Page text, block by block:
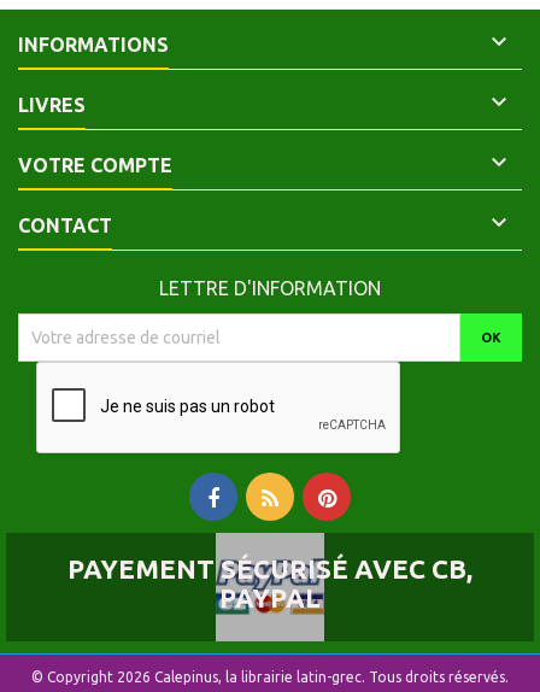
INFORMATIONS 
LIVRES 
VOTRE COMPTE 
CONTACT 
LETTRE D'INFORMATION
PAYEMENT SÉCURISÉ AVEC CB,
PAYPAL
© Copyright 2026 Calepinus, la librairie latin-grec. Tous droits réservés.